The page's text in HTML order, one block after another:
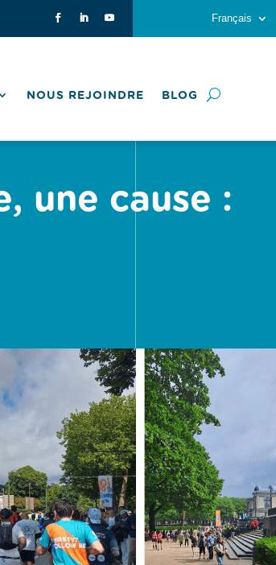
Français
NOUS REJOINDRE BLOG
une cause :